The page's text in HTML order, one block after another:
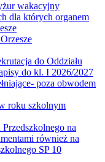
wakacyjny
dla których organem
do Oddziału
do kl. I 2026/2027
poza obwodem
roku szkolnym
na
również na
SP 10